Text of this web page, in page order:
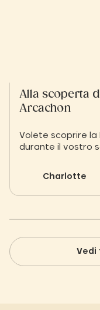
Alla scoperta
Arcachon
Volete scoprire la
durante il vostro
Charlotte
Vedi